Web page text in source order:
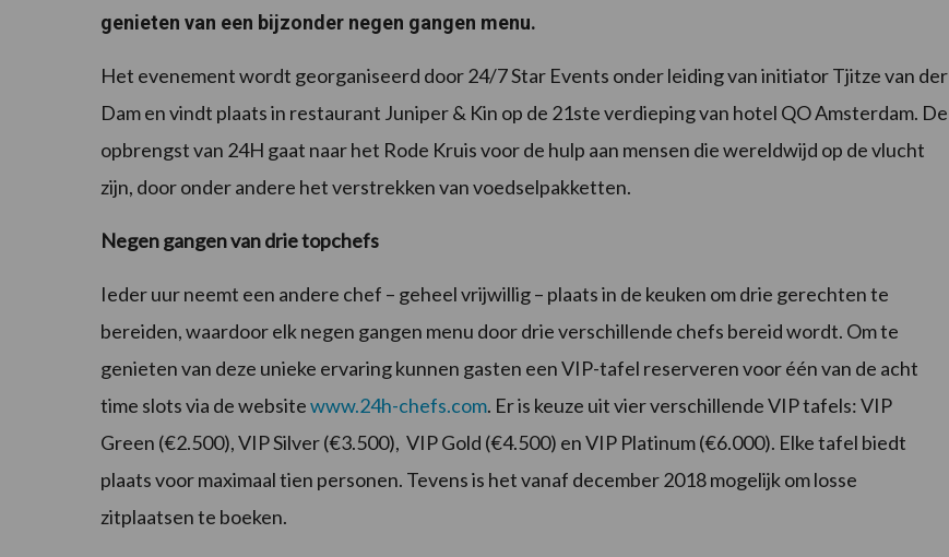
genieten van een bijzonder negen gangen menu.
Het evenement wordt georganiseerd door 24/7 Star Events onder leiding van initiator Tjitze van der
Dam en vindt plaats in restaurant Juniper & Kin op de 21ste verdieping van hotel QO Amsterdam. De
opbrengst van 24H gaat naar het Rode Kruis voor de hulp aan mensen die wereldwijd op de vlucht
zijn, door onder andere het verstrekken van voedselpakketten.
Negen gangen van drie topchefs
Ieder uur neemt een andere chef – geheel vrijwillig – plaats in de keuken om drie gerechten te
bereiden, waardoor elk negen gangen menu door drie verschillende chefs bereid wordt. Om te
genieten van deze unieke ervaring kunnen gasten een VIP-tafel reserveren voor één van de acht
time slots via de websitewww.24h-chefs.com. Er is keuze uit vier verschillende VIP tafels: VIP
Green (€2.500), VIP Silver (€3.500), VIP Gold (€4.500) en VIP Platinum (€6.000). Elke tafel biedt
plaats voor maximaal tien personen. Tevens is het vanaf december 2018 mogelijk om losse
zitplaatsen te boeken.